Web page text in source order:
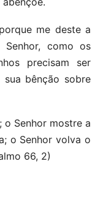
me deste a
Senhor, como os
precisam ser
sua bênção sobre
o Senhor mostre a
o Senhor volva o
66, 2)